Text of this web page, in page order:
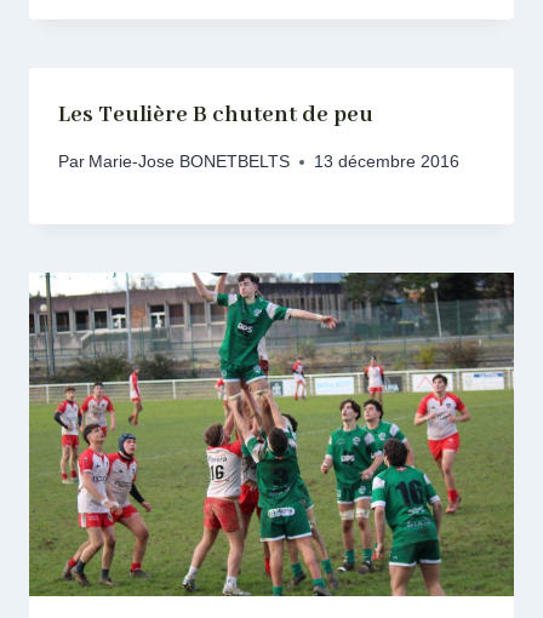
Les Teulière B chutent de peu
Par Marie-Jose BONETBELTS 13 décembre 2016